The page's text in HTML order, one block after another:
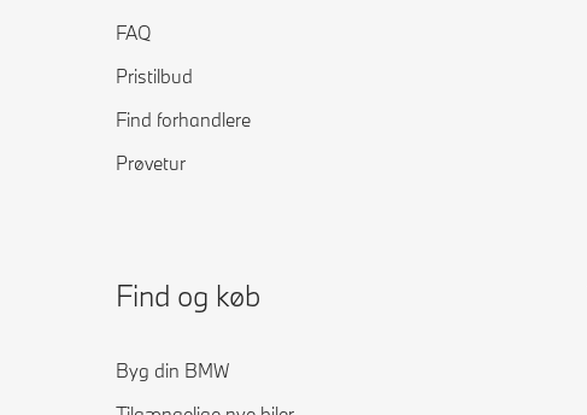
FAQ
Pristilbud
Find forhandlere
Prøvetur
Find og køb
Byg din BMW